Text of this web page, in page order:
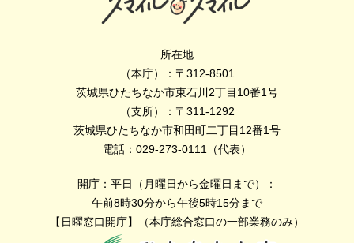
所在地
（本庁）：〒312-8501
茨城県ひたちなか市東石川2丁目10番1号
（支所）：〒311-1292
茨城県ひたちなか市和田町二丁目12番1号
電話：029-273-0111（代表）
開庁：平日（月曜日から金曜日まで）：
午前8時30分から午後5時15分まで
【日曜窓口開庁】（本庁総合窓口の一部業務のみ）